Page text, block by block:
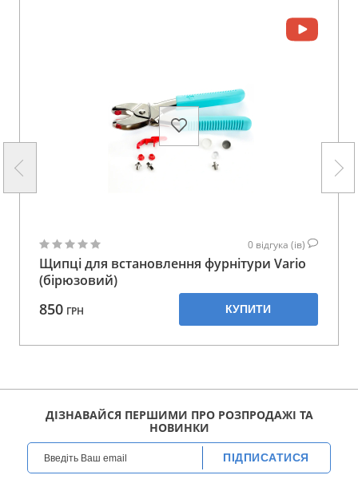
0 відгука (ів)
Щипці для встановлення фурнітури Vario
(бірюзовий)
850 ГРН КУПИТИ
ДІЗНАВАЙСЯ ПЕРШИМИ ПРО РОЗПРОДАЖІ ТА
НОВИНКИ
ПІДПИСАТИСЯ